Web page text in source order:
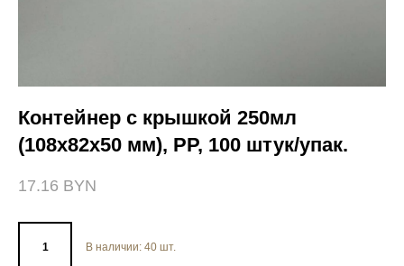
Контейнер с крышкой 250мл
(108х82х50 мм), PP, 100 штук/упак.
17.16 BYN
В наличии: 40 шт.